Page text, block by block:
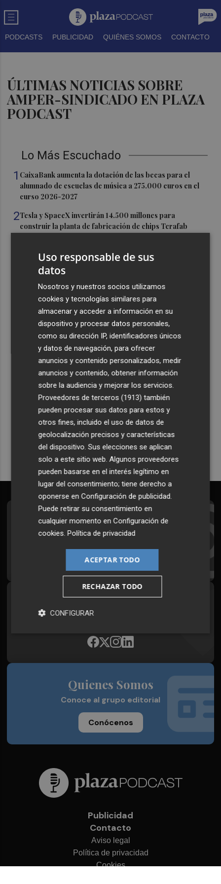
PODCASTS PUBLICIDAD QUIÉNES SOMOS CONTACTO
ÚLTIMAS NOTICIAS SOBRE
AMPER-SINDICADO EN PLAZA
PODCAST
Lo Más Escuchado
1 CaixaBank aumenta la dotación de las becas para el
alumnado de escuelas de música a 275.000 euros en el
curso 2026-2027
2Tesla y SpaceX invertirán 14.500 millones para
construir la planta de fabricación de chips Terafab
Déu de Gràcia y Sant Pasqual Baylón
Vila-real denuncia el traslado del Punto de Encuentro
Familiar a Onda por "el perjuicio que supondrá para las
familias"
Oropesa ultima los preparativos para el eclipse total de
Sol y habilita cuatro puntos informativos
Recibe toda la actualidad de
Plaza Podcast en tu correo
Quiero suscribirme
Suscríbete al Boletín
Todos los días a primera hora en tu email
¡Quiero suscribirme!
Síguenos en redes
Plaza Podcast, desde cualquier medio
Quienes Somos
Conoce al grupo editorial
Conócenos
Publicidad
Contacto
Aviso legal
Política de privacidad
Cookies
Uso responsable de sus
datos
Nosotros y nuestros socios utilizamos
cookies y tecnologías similares para
almacenar y acceder a información en su
dispositivo y procesar datos personales,
como su dirección IP, identificadores únicos
y datos de navegación, para ofrecer
anuncios y contenido personalizados, medir
anuncios y contenido, obtener información
sobre la audiencia y mejorar los servicios.
Proveedores de terceros (1913) también
pueden procesar sus datos para estos y
otros fines, incluido el uso de datos de
geolocalización precisos y características
del dispositivo. Sus elecciones se aplican
solo a este sitio web. Algunos proveedores
pueden basarse en el interés legítimo en
lugar del consentimiento; tiene derecho a
oponerse enConfiguración de publicidad.
Puede retirar su consentimiento en
cualquier momento enConfiguración de
cookies.Política de privacidad
ACEPTAR TODO
RECHAZAR TODO
CONFIGURAR